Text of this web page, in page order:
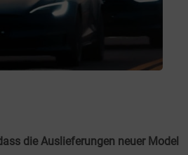
die Auslieferungen neuer Model